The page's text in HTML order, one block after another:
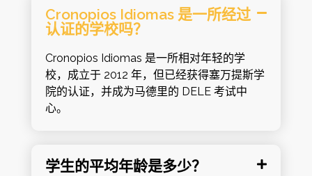
Cronopios Idiomas 是一所经过
认证的学校吗？
Cronopios Idiomas 是一所相对年轻的学
校，成立于 2012 年，但已经获得塞万提斯学
院的认证，并成为马德里的 DELE 考试中
心。
学生的平均年龄是多少？